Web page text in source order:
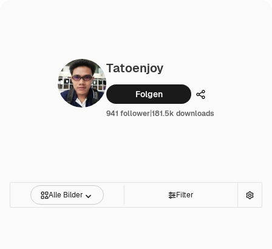
Tatoenjoy
Folgen Teilen
941 follower|181.5k downloads
Alle Bilder Filter